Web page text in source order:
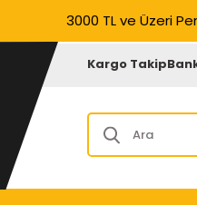
3000 TL ve Üzeri
Kargo Takip